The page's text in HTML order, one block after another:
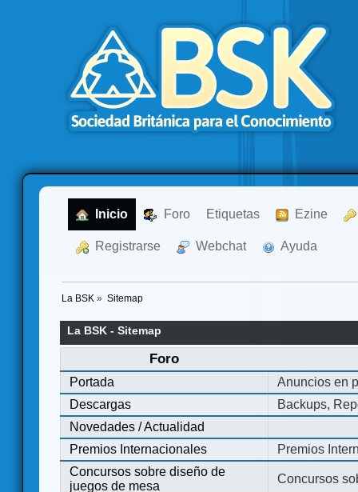
Inicio Foro Etiquetas Ezine
Registrarse Webchat Ayuda
La BSK » Sitemap
La BSK - Sitemap
Foro
Portada
Anuncios en
Descargas
Backups,
Novedades / Actualidad
Premios Internacionales
Premios
Concursos sobre diseño de
juegos de mesa
Concursos